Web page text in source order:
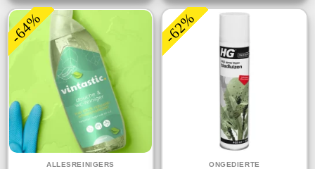
-64%
ALLESREINIGERS
-62%
ONGEDIERTE